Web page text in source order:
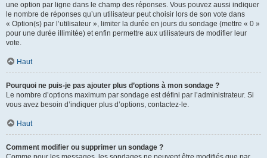
une option par ligne dans le champ des réponses. Vous pouvez aussi indiquer
le nombre de réponses qu’un utilisateur peut choisir lors de son vote dans
« Option(s) par l’utilisateur », limiter la durée en jours du sondage (mettre « 0 »
pour une durée illimitée) et enfin permettre aux utilisateurs de modifier leur
vote.
Haut
Pourquoi ne puis-je pas ajouter plus d’options à mon sondage ?
Le nombre d’options maximum par sondage est défini par l’administrateur. Si
vous avez besoin d’indiquer plus d’options, contactez-le.
Haut
Comment modifier ou supprimer un sondage ?